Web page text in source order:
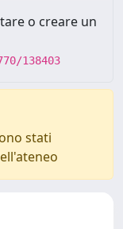
o creare un
138403
stati